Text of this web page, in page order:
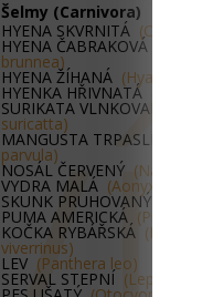
Šelmy (Carnivora)
HYENA SKVRNITÁ (Crocuta
HYENA ČABRAKOVÁ
brunnea)
HYENA ŽÍHANÁ (Hyaena
HYENKA HŘIVNATÁ
SURIKATA VLNKOVANÁ
suricatta)
MANGUSTA TRPASLIČÍ
parvula)
NOSÁL ČERVENÝ (Nasua
VYDRA MALÁ (Aonyx
SKUNK PRUHOVANÝ
PUMA AMERICKÁ (Puma
KOČKA RYBÁŘSKÁ
viverrinus)
LEV (Panthera leo)
SERVAL STEPNÍ